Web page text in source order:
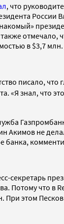
, что
России
в $3,7 млн.
писало, что
«Я знал, что
Акимов не
банка,
секретарь
Потому что в
При этом